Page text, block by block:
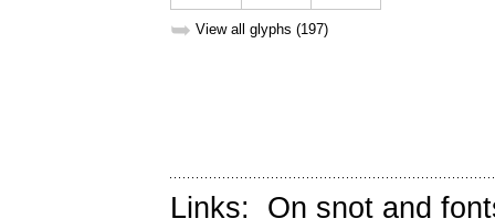
➥ View all glyphs (197)
Links: On snot and